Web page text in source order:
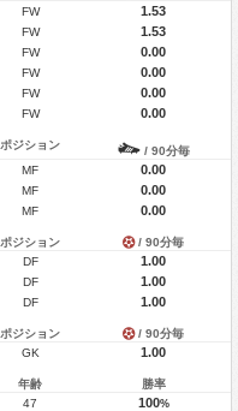
FW
1.53
FW
1.53
FW
0.00
FW
0.00
FW
0.00
FW 0.00
ポジション / 90分毎
MF
0.00
MF
0.00
MF 0.00
ポジション / 90分毎
DF
1.00
DF
1.00
DF 1.00
ポジション / 90分毎
GK 1.00
年齢 勝率
47 100%